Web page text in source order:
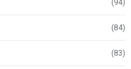
(94)
(84)
(83)